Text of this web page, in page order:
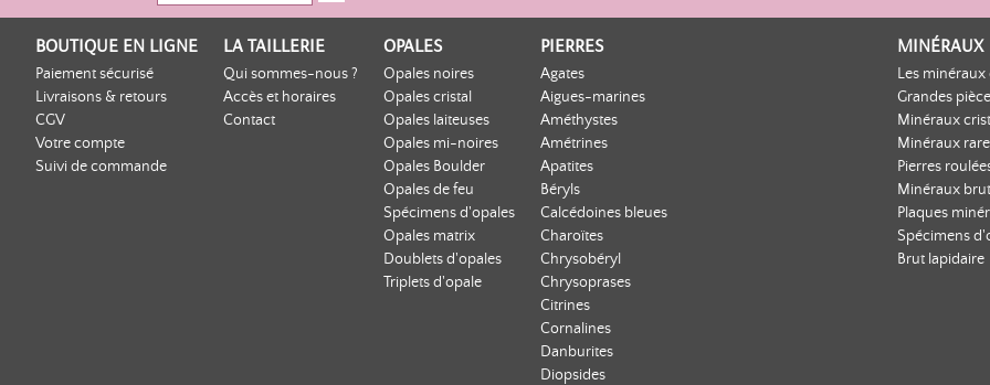
BOUTIQUE EN LIGNE
Paiement sécurisé
Livraisons & retours
CGV
Votre compte
Suivi de commande
LA TAILLERIE
Qui sommes-nous ?
Accès et horaires
Contact
OPALES
Opales noires
Opales cristal
Opales laiteuses
Opales mi-noires
Opales Boulder
Opales de feu
Spécimens d'opales
Opales matrix
Doublets d'opales
Triplets d'opale
PIERRES
Agates
Aigues-marines
Améthystes
Amétrines
Apatites
Béryls
Calcédoines bleues
Charoïtes
Chrysobéryl
Chrysoprases
Citrines
Cornalines
Danburites
Diopsides
MINÉRAUX
Les minéraux
Grandes
Minéraux
Minéraux
Pierres
Minéraux
Plaques
Spécimens
Brut lapidaire